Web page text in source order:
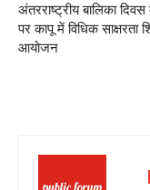
अंतरराष्ट्रीय बालिका
पर कापू में विधिक साक्षरता
आयोजन